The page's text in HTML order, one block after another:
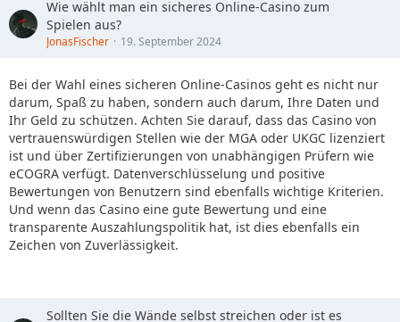
Wie wählt man ein sicheres Online-Casino zum
Spielen aus?
JonasFischer 19. September 2024
Bei der Wahl eines sicheren Online-Casinos geht es nicht nur
darum, Spaß zu haben, sondern auch darum, Ihre Daten und
Ihr Geld zu schützen. Achten Sie darauf, dass das Casino von
vertrauenswürdigen Stellen wie der MGA oder UKGC lizenziert
ist und über Zertifizierungen von unabhängigen Prüfern wie
eCOGRA verfügt. Datenverschlüsselung und positive
Bewertungen von Benutzern sind ebenfalls wichtige Kriterien.
Und wenn das Casino eine gute Bewertung und eine
transparente Auszahlungspolitik hat, ist dies ebenfalls ein
Zeichen von Zuverlässigkeit.
Sollten Sie die Wände selbst streichen oder ist es